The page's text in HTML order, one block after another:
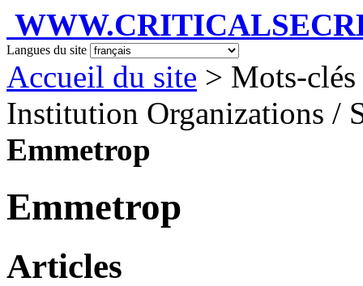
Langues du site
Accueil du site > Mots-
Institution Organizations /
Emmetrop
Emmetrop
Articles